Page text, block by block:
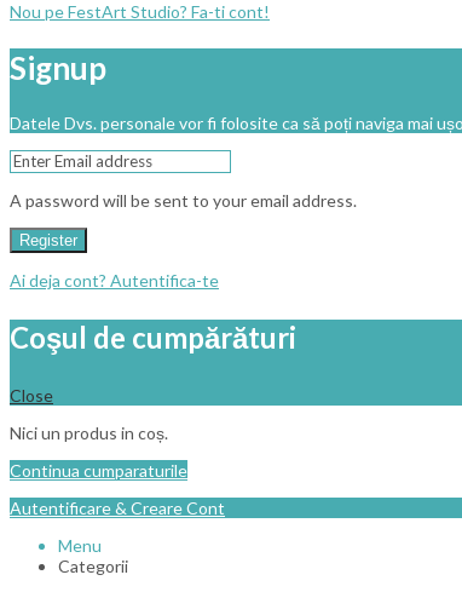
Nou pe FestArt Studio? Fa-ti cont!
Signup
Datele Dvs. personale vor fi folosite ca să poți naviga mai
A password will be sent to your email address.
Register
Ai deja cont? Autentifica-te
Coşul de cumpărături
Close
Nici un produs in coș.
Continua cumparaturile
Autentificare & Creare Cont
Menu
Categorii